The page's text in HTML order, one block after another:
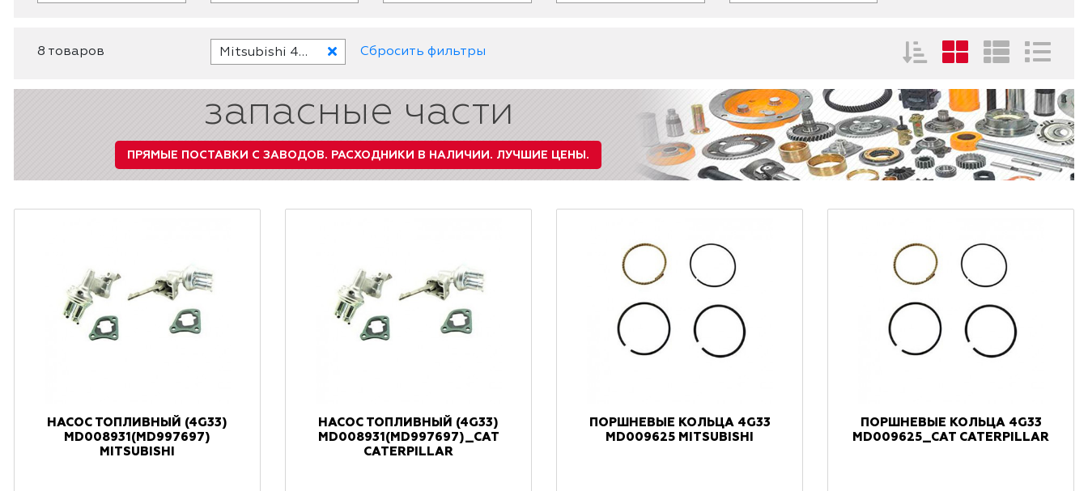
8 товаров Mitsubishi 4G33 Сбросить фильтры
запасные части
ПРЯМЫЕ ПОСТАВКИ С ЗАВОДОВ. РАСХОДНИКИ В НАЛИЧИИ. ЛУЧШИЕ ЦЕНЫ.
НАСОС ТОПЛИВНЫЙ (4G33)
MD008931(MD997697)
MITSUBISHI
НАСОС ТОПЛИВНЫЙ (4G33)
MD008931(MD997697)_CAT
CATERPILLAR
ПОРШНЕВЫЕ КОЛЬЦА 4G33
MD009625 MITSUBISHI
ПОРШНЕВЫЕ КОЛЬЦА 4G33
MD009625_CAT CATERPILLAR